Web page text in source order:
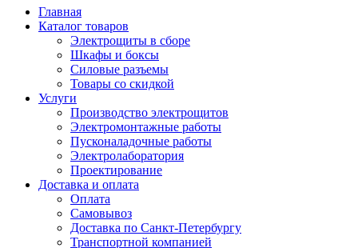
Главная
Каталог товаров
Электрощиты в сборе
Шкафы и боксы
Силовые разъемы
Товары со скидкой
Услуги
Производство электрощитов
Электромонтажные работы
Пусконаладочные работы
Электролаборатория
Проектирование
Доставка и оплата
Оплата
Самовывоз
Доставка по Санкт-Петербургу
Транспортной компанией